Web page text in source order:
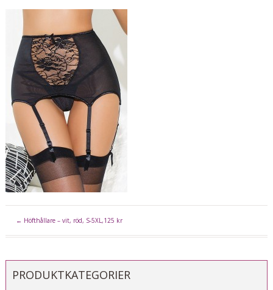
← Höfthållare – vit, röd, S-5XL,125 kr
PRODUKTKATEGORIER